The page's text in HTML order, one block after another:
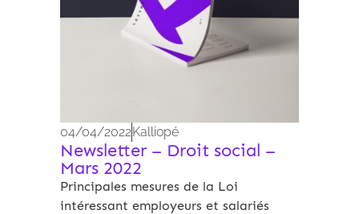
04/04/2022Kalliopé
Newsletter – Droit social –
Mars 2022
Principales mesures de la Loi
intéressant employeurs et salariés